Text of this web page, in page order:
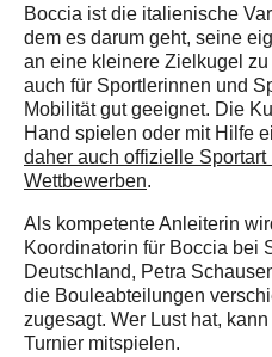
Boccia ist die italienische
dem es darum geht, seine
an eine kleinere Zielkugel
auch für Sportlerinnen und
Mobilität gut geeignet. Die
Hand spielen oder mit Hilfe
daher auch offizielle
Wettbewerben.
Als kompetente Anleiterin
Koordinatorin für Boccia bei
Deutschland, Petra
die Bouleabteilungen
zugesagt. Wer Lust hat,
Turnier mitspielen.